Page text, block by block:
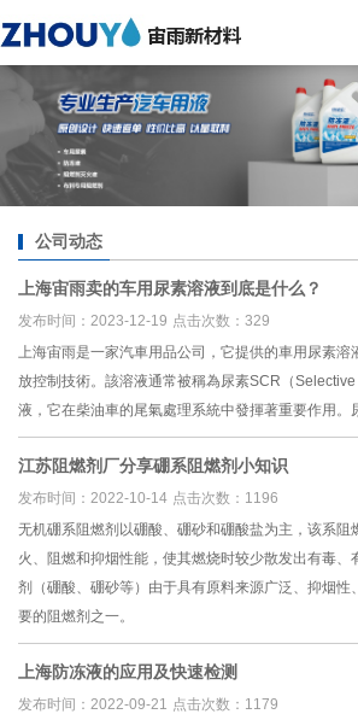
公司动态
上海宙雨卖的车用尿素溶液到底是什么？
发布时间：2023-12-19 点击次数：329
上海宙雨是一家汽車用品公司，它提供的車用尿素
放控制技術。該溶液通常被稱為尿素SCR（
液，它在柴油車的尾氣處理系統中發揮著重要作用。
江苏阻燃剂厂分享硼系阻燃剂小知识
发布时间：2022-10-14 点击次数：1196
无机硼系阻燃剂以硼酸、硼砂和硼酸盐为主，该系阻
火、阻燃和抑烟性能，使其燃烧时较少散发出有毒、
剂（硼酸、硼砂等）由于具有原料来源广泛、抑烟性
要的阻燃剂之一。
上海防冻液的应用及快速检测
发布时间：2022-09-21
点击次数：1179